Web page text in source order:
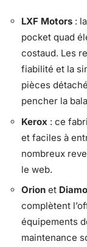
LXF Motors :
pocket quad
costaud. Les
fiabilité et la
pièces
pencher la
Kerox : ce
et faciles à
nombreux
le web.
Orion et
complètent
équipements
maintenance